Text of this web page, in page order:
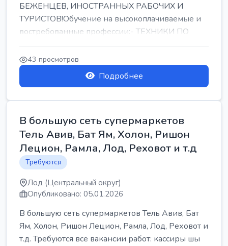
БЕЖЕНЦЕВ, ИНОСТРАННЫХ РАБОЧИХ И
ТУРИСТОВ!Обучение на высокоплачиваемые и
востребованные профессии:- ТЕХНИКИ ПО
РЕМОНТУ КОНДИЦИОНЕРОВ-...
43 просмотров
Подробнее
В большую сеть супермаркетов
Тель Авив, Бат Ям, Холон, Ришон
Лецион, Рамла, Лод, Реховот и т.д
Требуются
Лод (Центральный округ)
Опубликовано: 05.01.2026
В большую сеть супермаркетов Тель Авив, Бат
Ям, Холон, Ришон Лецион, Рамла, Лод, Реховот и
т.д. Требуются все вакансии работ: кассиры шы